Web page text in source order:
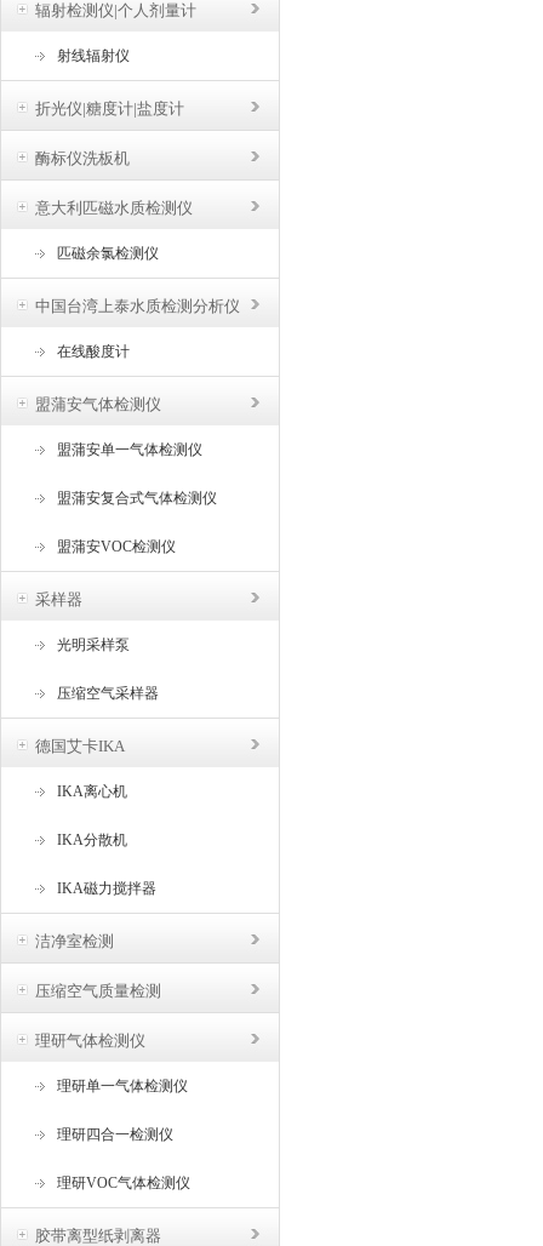
辐射检测仪|个人剂量计
射线辐射仪
折光仪|糖度计|盐度计
酶标仪洗板机
意大利匹磁水质检测仪
匹磁余氯检测仪
中国台湾上泰水质检测分析仪
在线酸度计
盟蒲安气体检测仪
盟蒲安单一气体检测仪
盟蒲安复合式气体检测仪
盟蒲安VOC检测仪
采样器
光明采样泵
压缩空气采样器
德国艾卡IKA
IKA离心机
IKA分散机
IKA磁力搅拌器
洁净室检测
压缩空气质量检测
理研气体检测仪
理研单一气体检测仪
理研四合一检测仪
理研VOC气体检测仪
胶带离型纸剥离器